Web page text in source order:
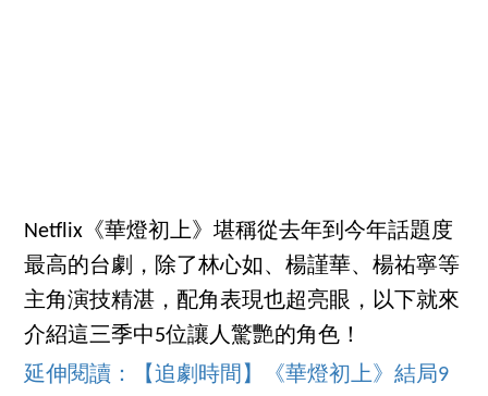
Netflix《華燈初上》堪稱從去年到今年話題度
最高的台劇，除了林心如、楊謹華、楊祐寧等
主角演技精湛，配角表現也超亮眼，以下就來
介紹這三季中5位讓人驚艷的角色！
延伸閱讀：【追劇時間】《華燈初上》結局9